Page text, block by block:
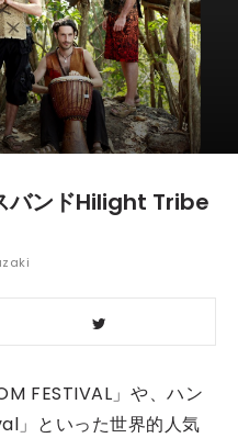
バンドHilight Tribe
FESTIVAL」や、ハン
」といった世界的人気